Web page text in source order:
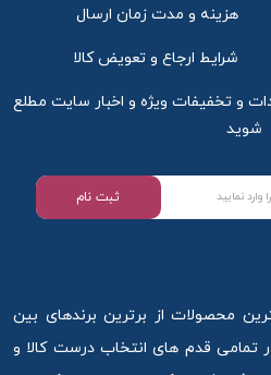
هزینه و مدت زمان ارسال
شرایط ارجاع و تعویض کالا
و تخفیفات ویژه و اخبار سایت مطلع
شوید
ثبت نام
محصولات از برترین برندهای بین
در تمامی قدم های انتخاب درست کالا و